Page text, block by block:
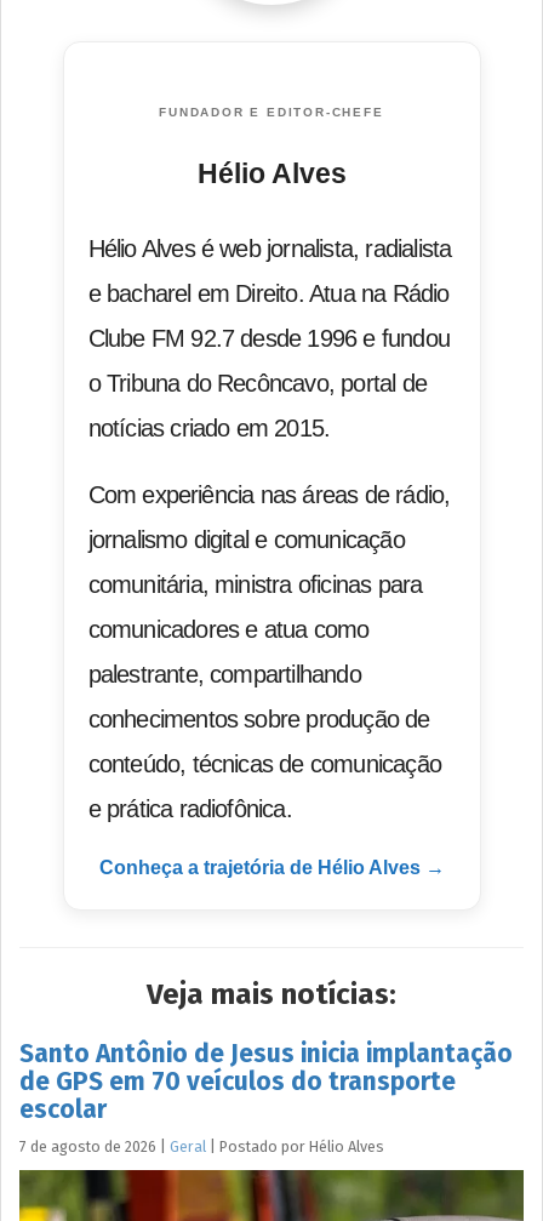
FUNDADOR E EDITOR-CHEFE
Hélio Alves
Hélio Alves é web jornalista, radialista
e bacharel em Direito. Atua na Rádio
Clube FM 92.7 desde 1996 e fundou
o Tribuna do Recôncavo, portal de
notícias criado em 2015.
Com experiência nas áreas de rádio,
jornalismo digital e comunicação
comunitária, ministra oficinas para
comunicadores e atua como
palestrante, compartilhando
conhecimentos sobre produção de
conteúdo, técnicas de comunicação
e prática radiofônica.
Conheça a trajetória de Hélio Alves →
Veja mais notícias:
Santo Antônio de Jesus inicia implantação
de GPS em 70 veículos do transporte
escolar
7 de agosto de 2026 Geral Postado por Hélio Alves